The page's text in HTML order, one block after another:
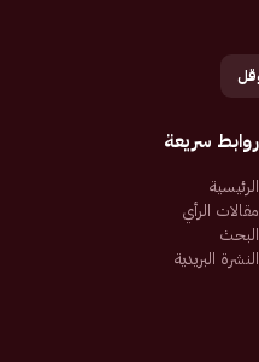
روابط سريعة
الرئيسية
مقالات الرأي
البحث
النشرة البريدية